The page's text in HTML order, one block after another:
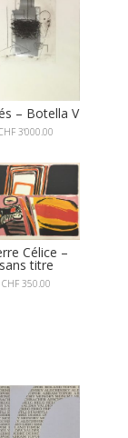
– Botella V
3'000.00
Célice –
sans titre
CHF350.00